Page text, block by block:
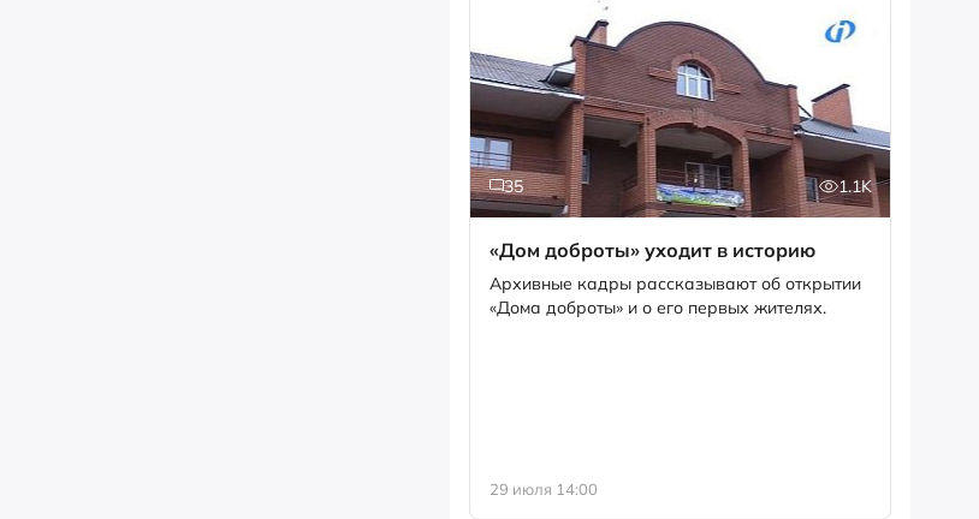
35 1.1K
«Дом доброты» уходит в историю
Архивные кадры рассказывают об открытии
«Дома доброты» и о его первых жителях.
29 июля 14:00